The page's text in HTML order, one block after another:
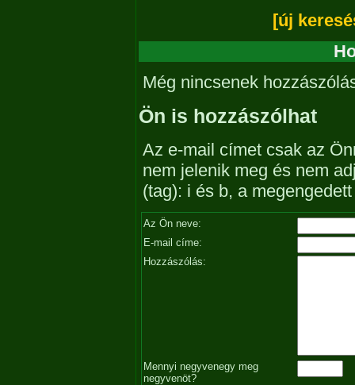
[új
Még nincsenek
Ön is hozzászólhat
Az e-mail címet csak az
nem jelenik meg és nem
(tag): i és b, a
Az Ön neve:
E-mail címe:
Hozzászólás:
Mennyi negyvenegy meg
negyvenöt?